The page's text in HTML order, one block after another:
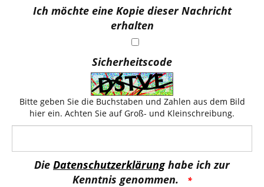
Ich möchte eine Kopie dieser Nachricht
erhalten
Sicherheitscode
Bitte geben Sie die Buchstaben und Zahlen aus dem Bild
hier ein. Achten Sie auf Groß- und Kleinschreibung.
Die Datenschutzerklärunghabe ich zur
Kenntnis genommen.